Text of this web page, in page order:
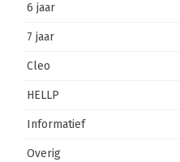
6 jaar
7 jaar
Cleo
HELLP
Informatief
Overig